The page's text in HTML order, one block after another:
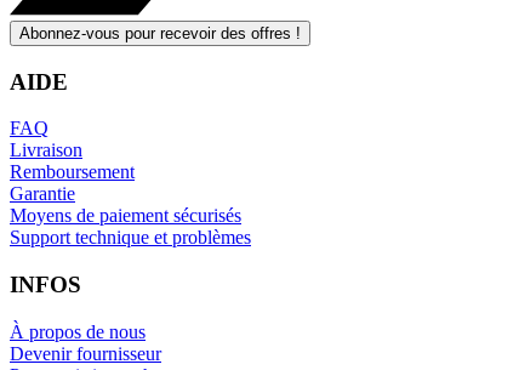
Abonnez-vous pour recevoir des offres !
AIDE
FAQ
Livraison
Remboursement
Garantie
Moyens de paiement sécurisés
Support technique et problèmes
INFOS
À propos de nous
Devenir fournisseur